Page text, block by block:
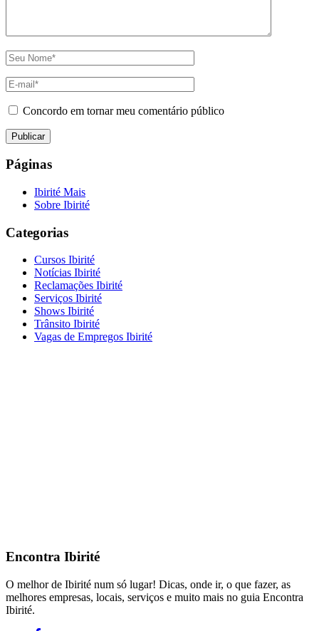
Concordo em tornar meu comentário público
Páginas
Ibirité Mais
Sobre Ibirité
Categorias
Cursos Ibirité
Notícias Ibirité
Reclamações Ibirité
Serviços Ibirité
Shows Ibirité
Trânsito Ibirité
Vagas de Empregos Ibirité
Encontra Ibirité
O melhor de Ibirité num só lugar! Dicas, onde ir, o que fazer, as
melhores empresas, locais, serviços e muito mais no guia Encontra
Ibirité.